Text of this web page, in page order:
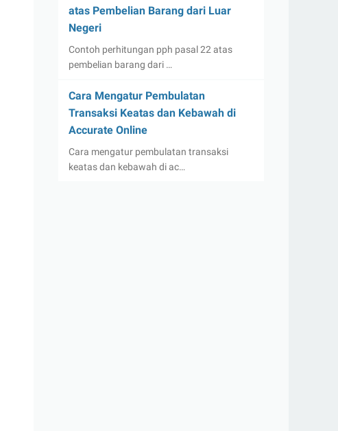
atas Pembelian Barang dari Luar
Negeri
Contoh perhitungan pph pasal 22 atas
pembelian barang dari …
Cara Mengatur Pembulatan
Transaksi Keatas dan Kebawah di
Accurate Online
Cara mengatur pembulatan transaksi
keatas dan kebawah di ac…